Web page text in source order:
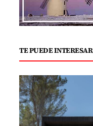
TE PUEDE INTERESAR